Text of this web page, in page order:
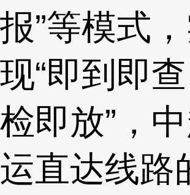
报”等模式
现“即到即
检即放”，
运直达线路